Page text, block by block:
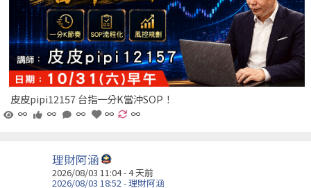
皮皮pipi12157 台指一分K當沖SOP！
∞
∞ ∞ ∞ ∞
理財阿涵
2026/08/03 11:04 - 4 天前
2026/08/03 18:52 - 理財阿涵